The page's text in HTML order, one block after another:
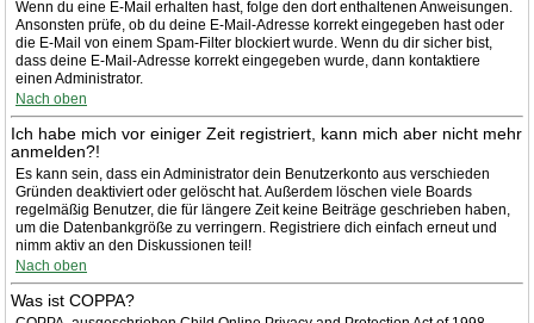
Wenn du eine E-Mail erhalten hast, folge den dort enthaltenen Anweisungen.
Ansonsten prüfe, ob du deine E-Mail-Adresse korrekt eingegeben hast oder
die E-Mail von einem Spam-Filter blockiert wurde. Wenn du dir sicher bist,
dass deine E-Mail-Adresse korrekt eingegeben wurde, dann kontaktiere
einen Administrator.
Nach oben
Ich habe mich vor einiger Zeit registriert, kann mich aber nicht mehr
anmelden?!
Es kann sein, dass ein Administrator dein Benutzerkonto aus verschieden
Gründen deaktiviert oder gelöscht hat. Außerdem löschen viele Boards
regelmäßig Benutzer, die für längere Zeit keine Beiträge geschrieben haben,
um die Datenbankgröße zu verringern. Registriere dich einfach erneut und
nimm aktiv an den Diskussionen teil!
Nach oben
Was ist COPPA?